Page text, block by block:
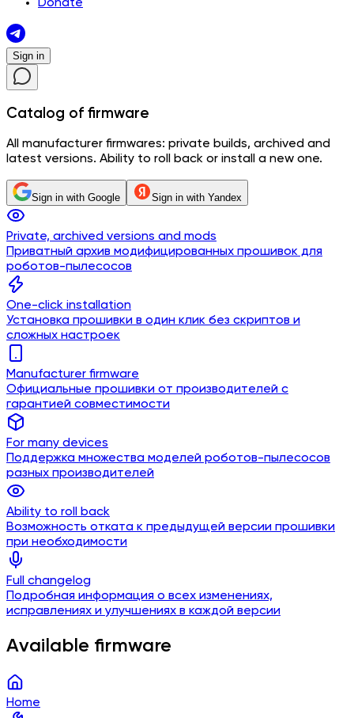
Donate
Sign in
Catalog of firmware
All manufacturer firmwares: private builds, archived and
latest versions. Ability to roll back or install a new one.
Sign in with Google Sign in with Yandex
Private, archived versions and mods
Приватный архив модифицированных прошивок для
роботов-пылесосов
One-click installation
Установка прошивки в один клик без скриптов и
сложных настроек
Manufacturer firmware
Официальные прошивки от производителей с
гарантией совместимости
For many devices
Поддержка множества моделей роботов-пылесосов
разных производителей
Ability to roll back
Возможность отката к предыдущей версии прошивки
при необходимости
Full changelog
Подробная информация о всех изменениях,
исправлениях и улучшениях в каждой версии
Available firmware
Home